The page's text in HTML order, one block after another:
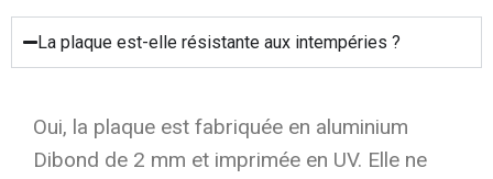
La plaque est-elle résistante aux intempéries ?
Oui, la plaque est fabriquée en aluminium
Dibond de 2 mm et imprimée en UV. Elle ne